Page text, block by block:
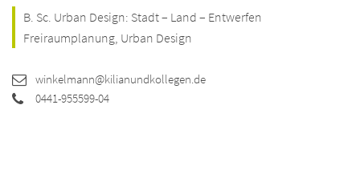
B. Sc. Urban Design: Stadt – Land – Entwerfen
Freiraumplanung, Urban Design
winkelmann@kilianundkollegen.de
0441-955599-04